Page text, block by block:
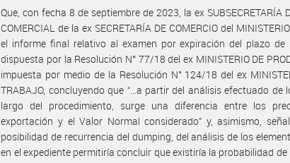
Que, con fecha 8 de septiembre de 2023, la ex SUBSECRETARÍA
COMERCIAL de la ex SECRETARÍA DE COMERCIO del
el informe final relativo al examen por expiración del plazo de
dispuesta por la Resolución N° 77/18 del ex MINISTERIO DE
impuesta por medio de la Resolución N° 124/18 del ex
TRABAJO, concluyendo que “…a partir del análisis efectuado
largo del procedimiento, surge una diferencia entre los
exportación y el Valor Normal considerado” y, asimismo,
posibilidad de recurrencia del dumping, del análisis de los
en el expediente permitiría concluir que existiría la probabilidad